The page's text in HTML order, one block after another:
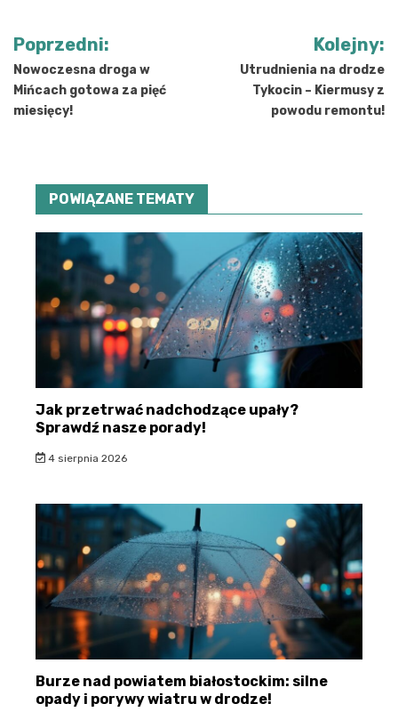
Nawigacja
wpisu
Poprzedni:
Nowoczesna droga w
Mińcach gotowa za pięć
miesięcy!
Kolejny:
Utrudnienia na drodze
Tykocin – Kiermusy z
powodu remontu!
POWIĄZANE TEMATY
Jak przetrwać nadchodzące upały?
Sprawdź nasze porady!
4 sierpnia 2026
Burze nad powiatem białostockim: silne
opady i porywy wiatru w drodze!